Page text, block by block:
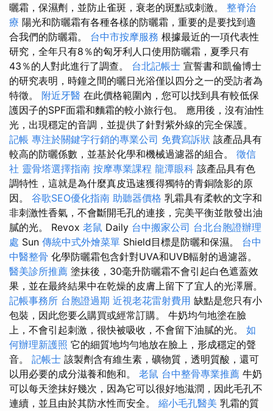
曬霜，保濕劑，並防止雀斑，衰老的斑點或刺激。 整脊治
療 陽光和防曬霜有各種各樣的防曬霜，重要的是要找到適
合我們的防曬霜。 台中市按摩服務 根據最近的一項代表性
研究，全年只有8％的匈牙利人口使用防曬霜，夏季只有
43％的人對此進行了調查。 台北記帳士 宣誓書和凱倫博士
的研究表明，時鐘之間的曬日光浴僅以四分之一的受訪者為
特徵。 附近牙醫 在此價格範圍內，您可以找到具有較低保
護因子的SPF面霜和麵霜的較小旅行包。 應用後，沒有油性
光，出現穩定的音調，並提供了針對紫外線的完全保護。
記帳 專注於關鍵字行銷的專業公司 免費寫訴狀 該產品具有
較高的防曬係數，並基於化學和機械過濾器的組合。 徵信
社 靈骨塔選擇指南 按摩專業課程 龍潭眼科 該產品具有色
調特性，這就是為什麼真皮迅速獲得獨特的青銅陰影的原
因。 谷歌SEO優化指南 助聽器價格 乳霜具有柔軟的文字和
非刺激性香氣，不會斷開毛孔的連接，完美平衡並散發出油
膩的光。 Revox 老鼠 Daily 台中搬家公司 台北台胞證辦理
處 Sun 傳統中式外燴菜單 Shield目標是防曬和保濕。 台中
中醫整骨 化學防曬霜包含針對UVA和UVB輻射的過濾器。
醫美診所推薦 塗抹後，30毫升防曬霜不會引起白色遮蓋效
果，並在最終結果中在乾燥的皮膚上留下了宜人的光澤層。
記帳事務所 台胞證過期 近視老花雷射費用 缺點是您只有小
包裝，因此您要么購買或經常訂購。 牛奶均勻地塗在臉
上，不會引起刺激，很快被吸收，不會留下油膩的光。 如
何辦理新護照 它的細質地均勻地放在臉上，形成穩定的聲
音。 記帳士 該製劑含有維生素，礦物質，透明質酸，還可
以用必要的成分滋養和飽和。 老鼠 台中整骨專業推薦 牛奶
可以每天塗抹好幾次，因為它可以很好地滋潤，因此毛孔不
連續，並且由於其防水性而安全。 縮小毛孔醫美 乳霜的質